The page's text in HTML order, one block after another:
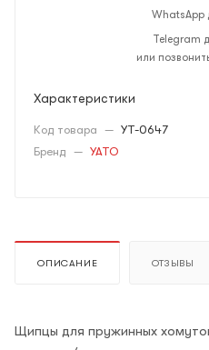
WhatsApp
Telegram
или
Характеристики
Код товара — YT-0647
Бренд — YATO
ОПИСАНИЕ ОТЗЫВЫ
Щипцы для пружинных